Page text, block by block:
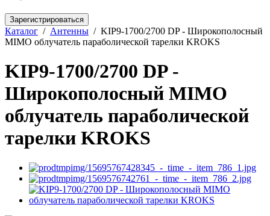
Зарегистрироваться
Каталог / Антенны / KIP9-1700/2700 DP - Широкополосный
MIMO облучатель параболической тарелки KROKS
KIP9-1700/2700 DP -
Широкополосный MIMO
облучатель параболической
тарелки KROKS